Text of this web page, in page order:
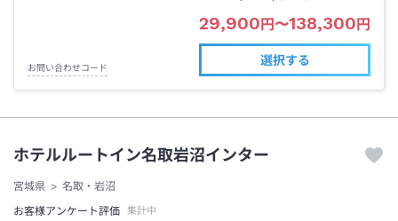
29,900 円 〜138,300 円
お問い合わせコード
選択する
ホテルルートイン名取岩沼インター
宮城県
名取・岩沼
お客様アンケート評価
集計中